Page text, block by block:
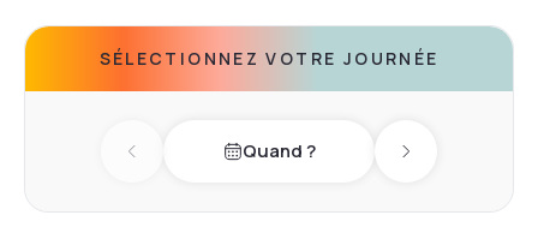
SÉLECTIONNEZ VOTRE JOURNÉE
Previous dayQuand ? Next day